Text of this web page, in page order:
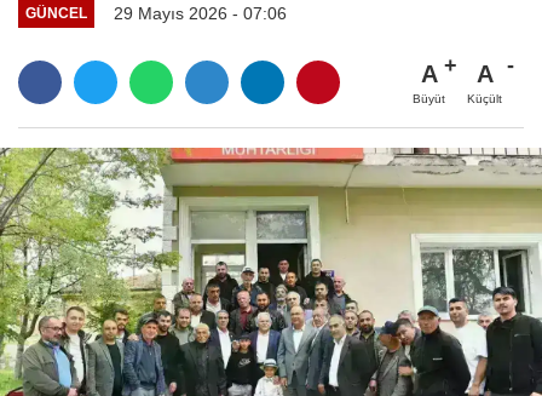
GÜNCEL 29 Mayıs 2026 - 07:06
A
Büyüt
A
Küçült